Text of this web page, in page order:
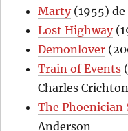
Marty(1955) de
Lost Highway
Demonlover
Train of Events
Charles
The Phoenician
Anderson